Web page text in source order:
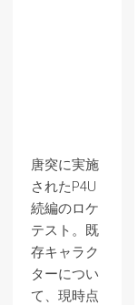
唐突に実施
されたP4U
続編のロケ
テスト。既
存キャラク
ターについ
て、現時点